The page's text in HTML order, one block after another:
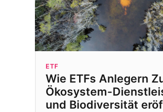
ETF
Wie ETFs Anlegern
Ökosystem-
und Biodiversität eröf